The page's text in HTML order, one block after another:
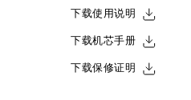
下载使用说明
下载机芯手册
下载保修证明